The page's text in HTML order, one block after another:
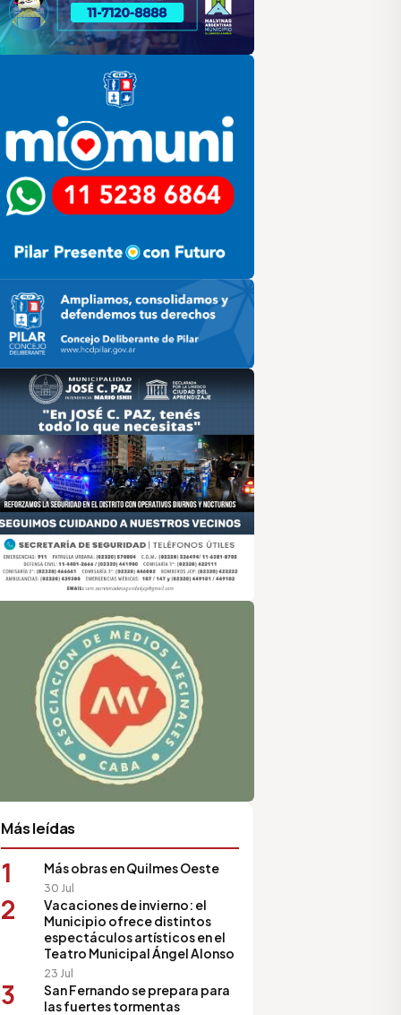
HCD
de Medios Vecinales
Más leídas
1 Más obras en Quilmes Oeste
30 Jul
2
Vacaciones de invierno: el
Municipio ofrece distintos
espectáculos artísticos en el
Teatro Municipal Ángel Alonso
23 Jul
3
San Fernando se prepara para
las fuertes tormentas